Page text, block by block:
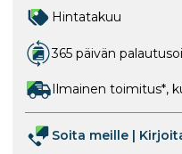
Hintatakuu
365 päivän
Ilmainen toimitus*,
Soita meille